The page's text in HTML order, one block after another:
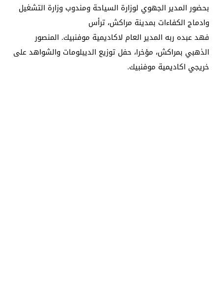
بحضور المدير الجهوي لوزارة السياحة ومندوب وزارة التشغيل
وادماج الكفاءات بمدينة مراكش، ترأس
فهد عبده ربه المدير العام لاكاديمية موفنبيك. المنصور
الذهبي بمراكش، مؤخرا، حفل توزيع الديبلومات والشواهد على
خريجي اكاديمية موفنبيك.